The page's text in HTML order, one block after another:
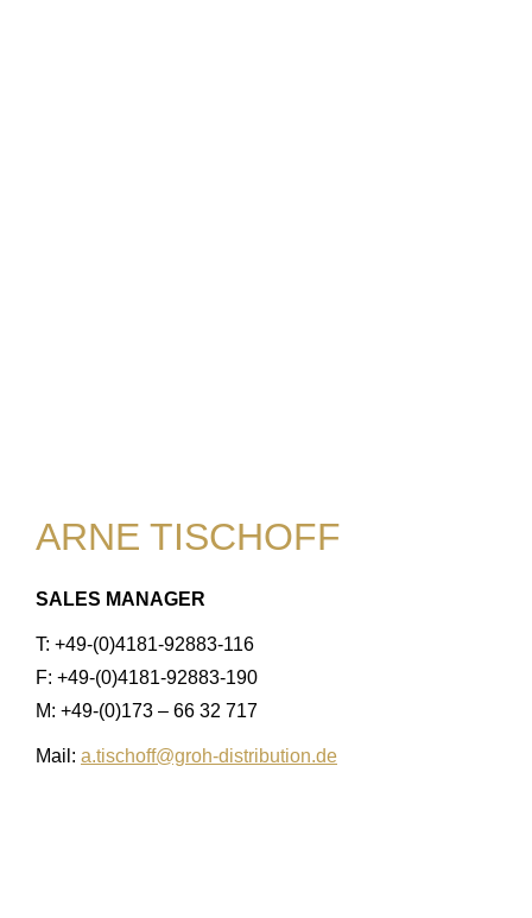
ARNE TISCHOFF
SALES MANAGER
T: +49-(0)4181-92883-116
F: +49-(0)4181-92883-190
M: +49-(0)173 – 66 32 717
Mail: a.tischoff@groh-distribution.de